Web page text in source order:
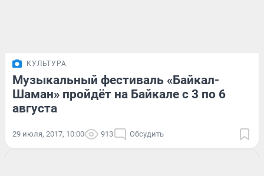
КУЛЬТУРА
Музыкальный фестиваль «Байкал-
Шаман» пройдёт на Байкале с 3 по 6
августа
29 июля, 2017, 10:00 913 Обсудить